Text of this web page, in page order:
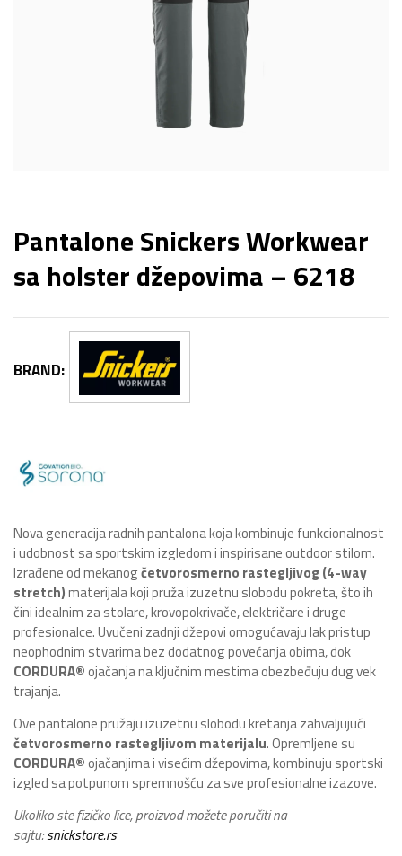
Pantalone Snickers Workwear
sa holster džepovima – 6218
BRAND:
Nova generacija radnih pantalona koja kombinuje funkcionalnost
i udobnost sa sportskim izgledom i inspirisane outdoor stilom.
Izrađene od mekanogčetvorosmerno rastegljivog (4-way
stretch)materijala koji pruža izuzetnu slobodu pokreta, što ih
čini idealnim za stolare, krovopokrivače, električare i druge
profesionalce. Uvučeni zadnji džepovi omogućavaju lak pristup
neophodnim stvarima bez dodatnog povećanja obima, dok
CORDURA®ojačanja na ključnim mestima obezbeđuju dug vek
trajanja.
Ove pantalone pružaju izuzetnu slobodu kretanja zahvaljujući
četvorosmerno rastegljivom materijalu. Opremljene su
CORDURA®ojačanjima i visećim džepovima, kombinuju sportski
izgled sa potpunom spremnošću za sve profesionalne izazove.
Ukoliko ste fizičko lice, proizvod možete poručiti na
sajtu:snickstore.rs